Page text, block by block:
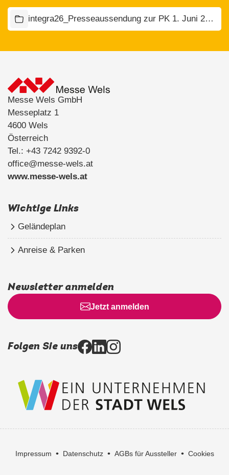
integra26_Presseaussendung zur PK 1. Juni 2026.zip
Messe Wels GmbH
Messeplatz 1
4600 Wels
Österreich
Tel.: +43 7242 9392-0
office@messe-wels.at
www.messe-wels.at
Wichtige Links
Geländeplan
Anreise & Parken
Newsletter anmelden
Jetzt anmelden
Folgen Sie uns
Impressum • Datenschutz • AGBs für Aussteller • Cookies